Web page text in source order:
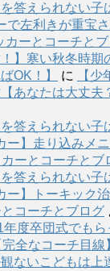
を答えられない子
で左利きが重宝
カーとコーチと
！】寒い秋冬時
OK！】
に
【
あなたは大丈夫
を答えられない子
ー】走り込みメ
ーとコーチとブ
を答えられない子
ー】トーキック
コーチとブログ
年度卒団式でも
全なコーチ目線
ないこどもは上